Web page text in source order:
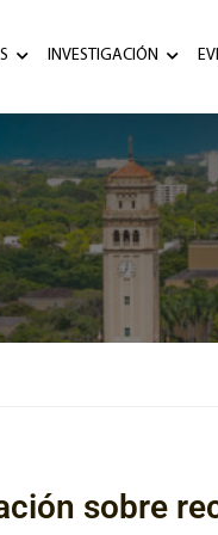
INVESTIGACIÓN
sobre